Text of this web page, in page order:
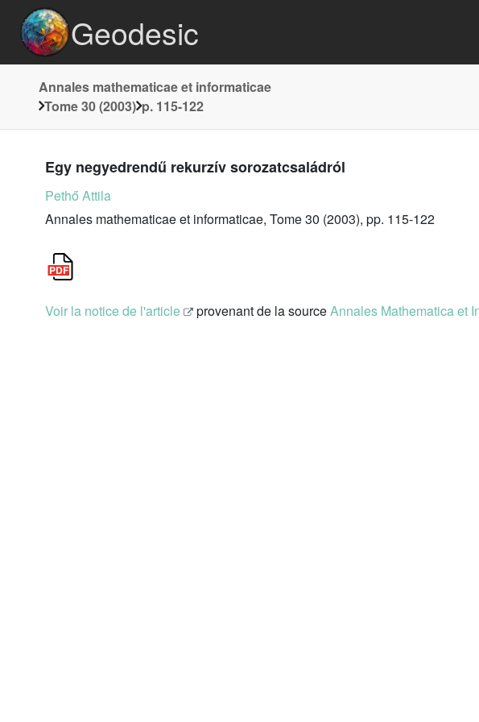
Geodesic
Annales mathematicae et informaticae
Tome 30 (2003) p. 115-122
Egy negyedrendű rekurzív sorozatcsaládról
Pethő Attila
Annales mathematicae et informaticae, Tome 30 (2003), pp. 115-122
Voir la notice de l'article provenant de la sourceAnnales Mathematica et